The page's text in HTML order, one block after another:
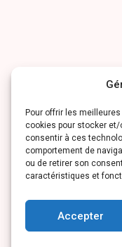
Pour offrir les
cookies pour stocker
consentir à ces
comportement de
ou de retirer son
caractéristiques et
Accepter